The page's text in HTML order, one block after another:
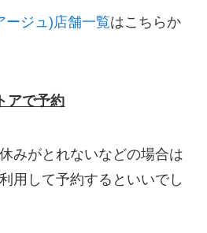
ージュ)店舗一覧はこちらか
アで予約
みがとれないなどの場合は
用して予約するといいでし